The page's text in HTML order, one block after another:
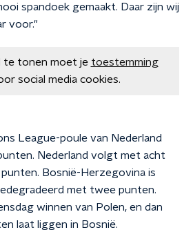
spandoek gemaakt. Daar zijn wij
voor."
te tonen moet je toestemming
social media cookies.
League-poule van Nederland
Nederland volgt met acht
Bosnië-Herzegovina is
met twee punten.
winnen van Polen, en dan
laat liggen in Bosnië.